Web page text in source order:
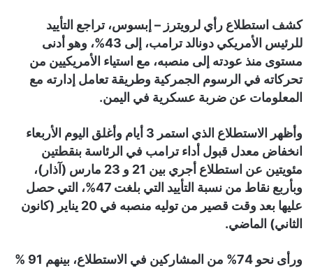
كشف استطلاع رأي لرويترز – إبسوس، تراجع التأييد
للرئيس الأمريكي دونالد ترامب، إلى 43%، وهو أدنى
مستوى منذ عودته إلى منصبه، مع استياء الأمريكيين من
تحركاته في الرسوم الجمركية وطريقة تعامل إدارته مع
المعلومات عن ضربة عسكرية في اليمن.
وأظهر الاستطلاع الذي استمر 3 أيام وأغلق اليوم الأربعاء
انخفاض معدل قبول أداء ترامب في الرئاسة بنقطتين
مئويتين عن استطلاع أجري بين 21 و 23 مارس (آذار)،
وبأربع نقاط من نسبة التأييد التي بلغت 47%، التي حصل
عليها بعد وقت قصير من توليه منصبه في 20 يناير (كانون
الثاني) الماضي.
ورأى نحو 74% من المشاركين في الاستطلاع، بينهم 91 %